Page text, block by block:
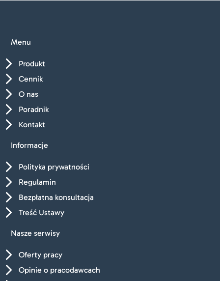
Menu
Produkt
Cennik
O nas
Poradnik
Kontakt
Informacje
Polityka prywatności
Regulamin
Bezpłatna konsultacja
Treść Ustawy
Nasze serwisy
Oferty pracy
Opinie o pracodawcach